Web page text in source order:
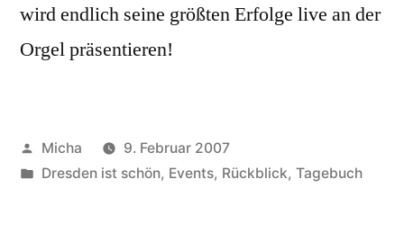
wird endlich seine größten Erfolge live an der
Orgel präsentieren!
Veröffentlicht
von
Micha
9. Februar 2007
Veröffentlicht
Dresden ist schön, Events, Rückblick, Tagebuch